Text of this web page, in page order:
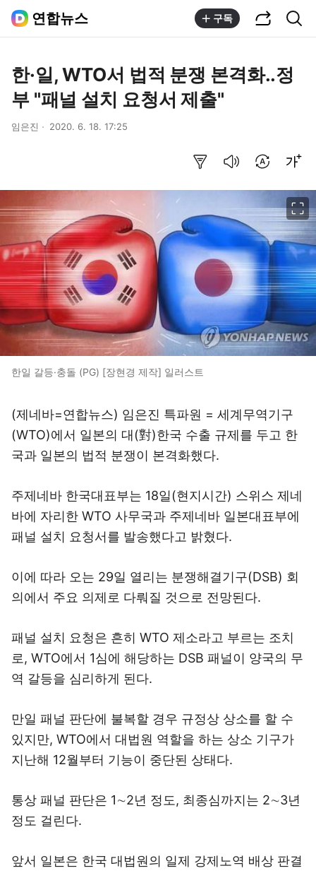
연합뉴스 구독
한·일, WTO서 법적 분쟁 본격화..정
부 "패널 설치 요청서 제출"
임은진 2020. 6. 18. 17:25
한일 갈등·충돌 (PG) [장현경 제작] 일러스트
(제네바=연합뉴스) 임은진 특파원 = 세계무역기구
(WTO)에서 일본의 대(對)한국 수출 규제를 두고 한
국과 일본의 법적 분쟁이 본격화했다.
주제네바 한국대표부는 18일(현지시간) 스위스 제네
바에 자리한 WTO 사무국과 주제네바 일본대표부에
패널 설치 요청서를 발송했다고 밝혔다.
이에 따라 오는 29일 열리는 분쟁해결기구(DSB) 회
의에서 주요 의제로 다뤄질 것으로 전망된다.
패널 설치 요청은 흔히 WTO 제소라고 부르는 조치
로, WTO에서 1심에 해당하는 DSB 패널이 양국의 무
역 갈등을 심리하게 된다.
만일 패널 판단에 불복할 경우 규정상 상소를 할 수
있지만, WTO에서 대법원 역할을 하는 상소 기구가
지난해 12월부터 기능이 중단된 상태다.
통상 패널 판단은 1∼2년 정도, 최종심까지는 2∼3년
정도 걸린다.
앞서 일본은 한국 대법원의 일제 강제노역 배상 판결